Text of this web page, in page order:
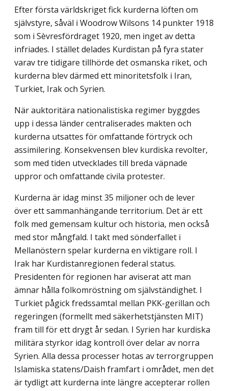
Efter första världskriget fick kurderna löften om
självstyre, såväl i Woodrow Wilsons 14 punkter 1918
som i Sèvresfördraget 1920, men inget av detta
infriades. I stället delades Kurdistan på fyra stater
varav tre tidigare tillhörde det osmanska riket, och
kurderna blev därmed ett minoritetsfolk i Iran,
Turkiet, Irak och Syrien.
När auktoritära nationalistiska regimer byggdes
upp i dessa länder centraliserades makten och
kurderna utsattes för omfattande förtryck och
assimilering. Konsekvensen blev kurdiska revolter,
som med tiden utvecklades till breda väpnade
uppror och omfattande civila protester.
Kurderna är idag minst 35 miljoner och de lever
över ett sammanhängande territorium. Det är ett
folk med gemensam kultur och historia, men också
med stor mångfald. I takt med sönderfallet i
Mellanöstern spelar kurderna en viktigare roll. I
Irak har Kurdistanregionen federal status.
Presidenten för regionen har aviserat att man
ämnar hålla folkomröstning om självständighet. I
Turkiet pågick fredssamtal mellan PKK-gerillan och
regeringen (formellt med säkerhetstjänsten MIT)
fram till för ett drygt år sedan. I Syrien har kurdiska
militära styrkor idag kontroll över delar av norra
Syrien. Alla dessa processer hotas av terrorgruppen
Islamiska statens/Daish framfart i området, men det
är tydligt att kurderna inte längre accepterar rollen